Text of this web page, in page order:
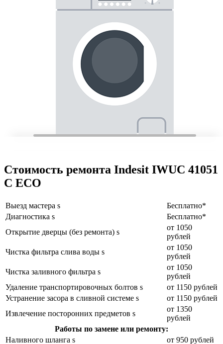
Стоимость ремонта Indesit IWUC 41051
C ECO
Выезд мастера s
Бесплатно*
Диагностика s
Бесплатно*
Открытие дверцы (без ремонта) s
от 1050
рублей
Чистка фильтра слива воды s
от 1050
рублей
Чистка заливного фильтра s
от 1050
рублей
Удаление транспортировочных болтов s
от 1150 рублей
Устранение засора в сливной системе s
от 1150 рублей
Извлечение посторонних предметов s
от 1350
рублей
Работы по замене или ремонту:
Наливного шланга s
от 950 рублей